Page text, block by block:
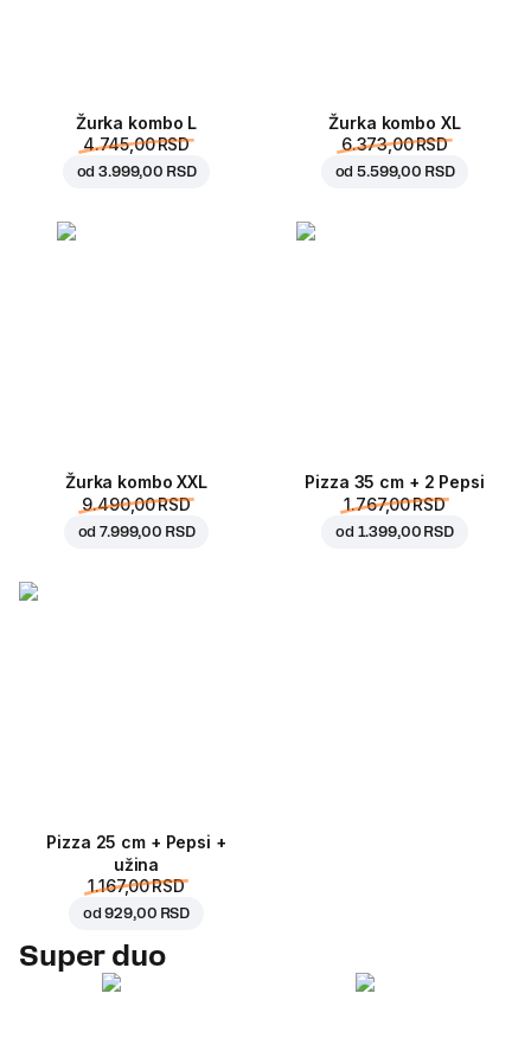
Žurka kombo L
4.745,00 RSD
od3.999,00 RSD
Žurka kombo XL
6.373,00 RSD
od5.599,00 RSD
Žurka kombo XXL
9.490,00 RSD
od7.999,00 RSD
Pizza 35 cm + 2 Pepsi
1.767,00 RSD
od 1.399,00 RSD
Pizza 25 cm + Pepsi +
užina
1.167,00 RSD
od929,00 RSD
Super duo